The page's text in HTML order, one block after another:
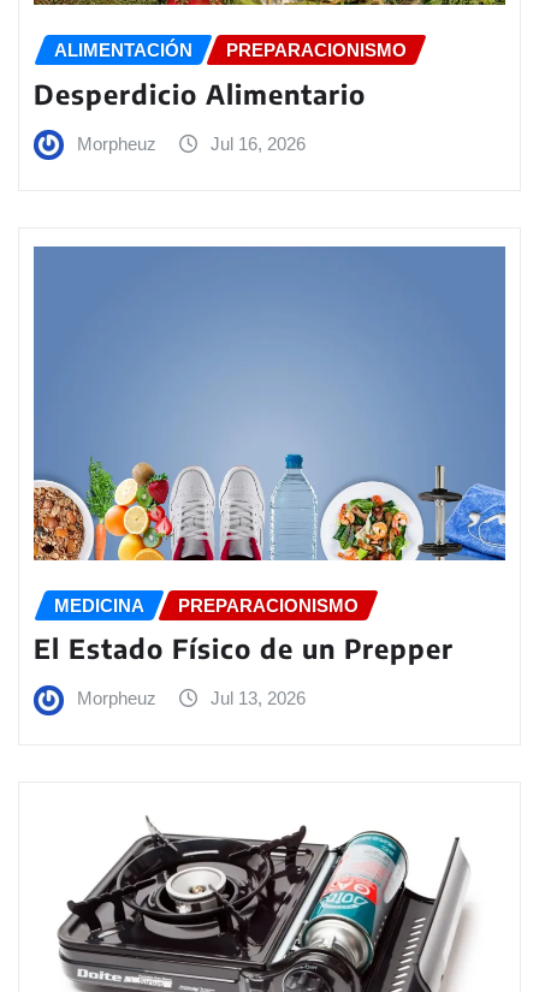
ALIMENTACIÓN PREPARACIONISMO
Desperdicio Alimentario
Morpheuz Jul 16, 2026
MEDICINA PREPARACIONISMO
El Estado Físico de un Prepper
Morpheuz Jul 13, 2026